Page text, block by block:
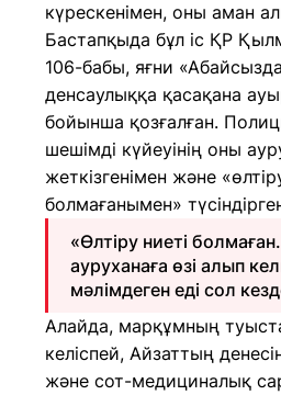
күрескенімен, оны аман
Бастапқыда бұл іс ҚР
106-бабы, яғни
денсаулыққа қасақана
бойынша қозғалған.
шешімді күйеуінің оны
жеткізгенімен және
болмағанымен»
«Өлтіру ниеті
ауруханаға өзі алып
мәлімдеген еді сол
Алайда, марқұмның
келіспей, Айзаттың
және сот-медициналық